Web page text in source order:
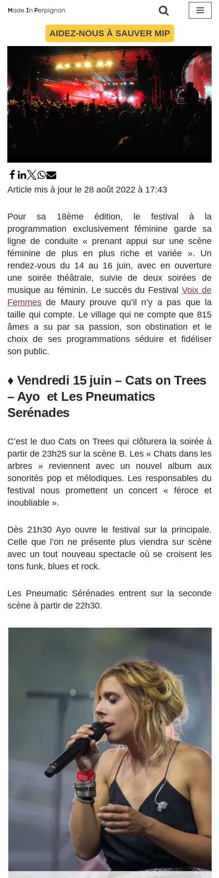
AIDEZ-NOUS À SAUVER MIP
18 mai 2018 par
Article mis à jour le 28 août 2022 à 17:43
Pour sa 18ème édition, le festival à la
programmation exclusivement féminine garde sa
ligne de conduite « prenant appui sur une scène
féminine de plus en plus riche et variée ». Un
rendez-vous du 14 au 16 juin, avec en ouverture
une soirée théâtrale, suivie de deux soirées de
musique au féminin. Le succès du FestivalVoix de
Femmes de Maury prouve qu’il n’y a pas que la
taille qui compte. Le village qui ne compte que 815
âmes a su par sa passion, son obstination et le
choix de ses programmations séduire et fidéliser
son public.
♦ Vendredi 15 juin – Cats on Trees
– Ayo et Les Pneumatics
Serénades
C’est le duo Cats on Trees qui clôturera la soirée à
partir de 23h25 sur la scène B. Les « Chats dans les
arbres » reviennent avec un nouvel album aux
sonorités pop et mélodiques. Les responsables du
festival nous promettent un concert « féroce et
inoubliable ».
Dès 21h30 Ayo ouvre le festival sur la principale.
Celle que l’on ne présente plus viendra sur scène
avec un tout nouveau spectacle où se croisent les
tons funk, blues et rock.
Les Pneumatic Sérénades entrent sur la seconde
scène à partir de 22h30.